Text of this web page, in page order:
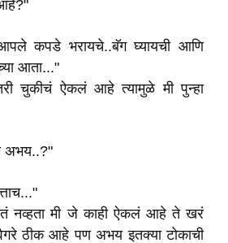
कपडे भरायचे..बॅग घ्यायची आणि
आता..."
चुकीचं ऐकलं आहे त्यामुळे मी पुन्हा
अभय..?"
नव्हता मी जे काही ऐकलं आहे ते खरं
ठीक आहे पण अभय इतक्या टोकाची